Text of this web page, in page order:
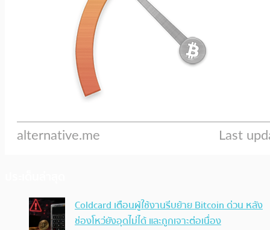
Coldcard เตือนผู้ใช้งานรีบย้าย Bitcoin ด่วน หลัง
ช่องโหว่ยังอุดไม่ได้ และถูกเจาะต่อเนื่อง